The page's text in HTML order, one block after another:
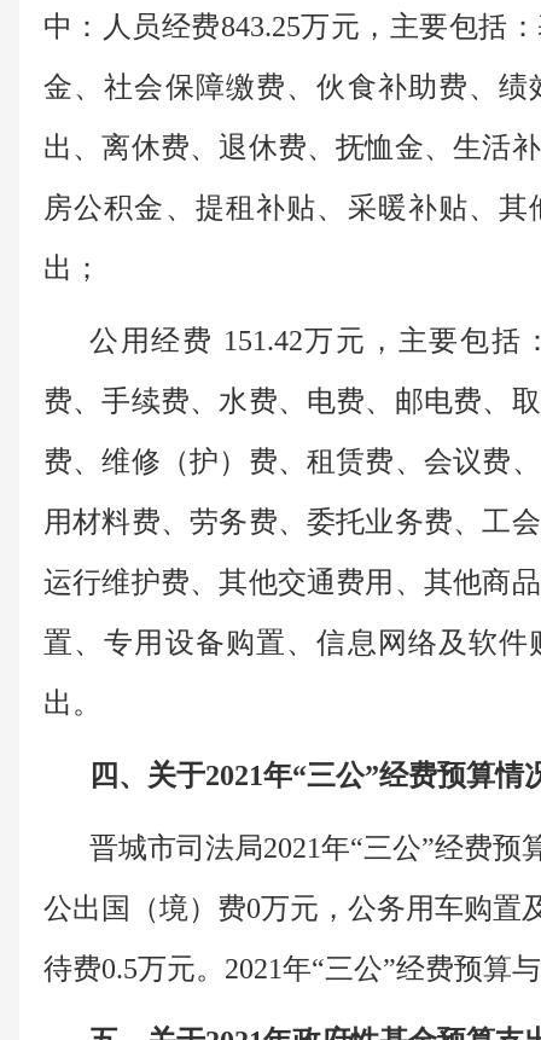
中：人员经费843.25万元，主要包括
金、社会保障缴费、伙食补助费、
出、离休费、退休费、抚恤金、生活
房公积金、提租补贴、采暖补贴、
出；
公用经费 151.42万元，主要包括
费、手续费、水费、电费、邮电费、
费、维修（护）费、租赁费、会议费
用材料费、劳务费、委托业务费、工
运行维护费、其他交通费用、其他商
置、专用设备购置、信息网络及软
出。
四、关于2021年“三公”经费预算情
晋城市司法局2021年“三公”经费预
公出国（境）费0万元，公务用车购置
待费0.5万元。2021年“三公”经费预算